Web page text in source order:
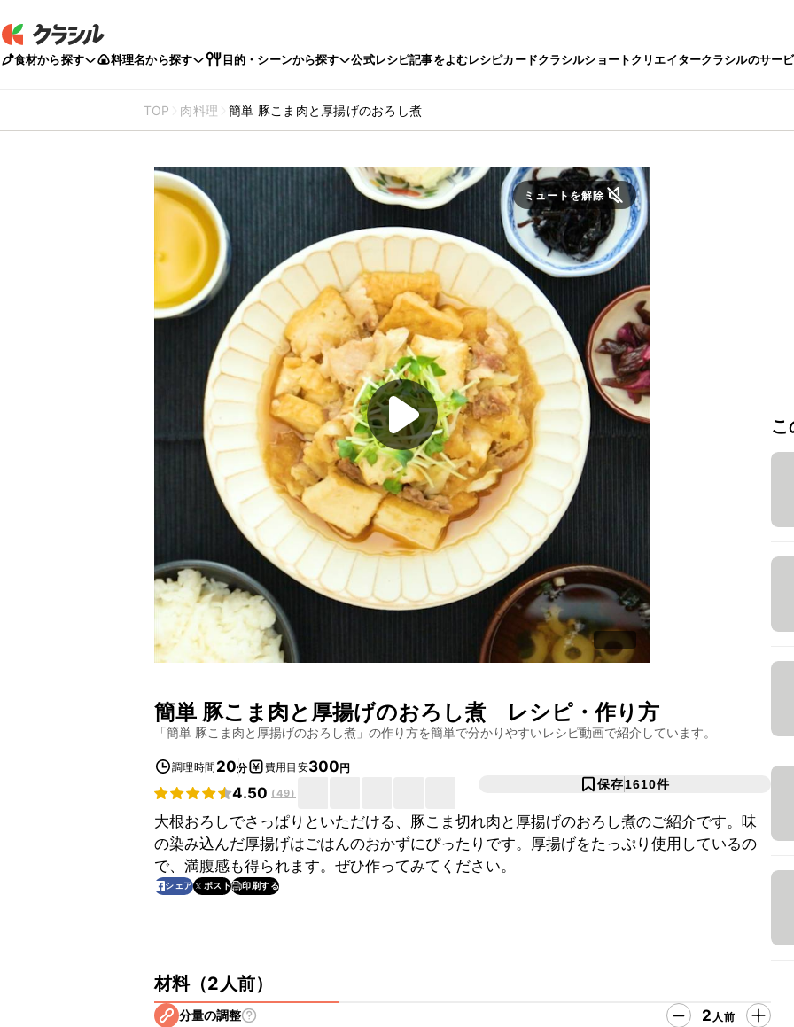
食材から探す 料理名から探す 目的・シーンから探す 公式レシピ記事をよむレシピカードクラシルショートクリエイタークラシルのサー
TOP 肉料理 簡単 豚こま肉と厚揚げのおろし煮
ミュートを解除
簡単 豚こま肉と厚揚げのおろし煮 レシピ・作り方
「簡単 豚こま肉と厚揚げのおろし煮 」の作り方を簡単で分かりやすいレシピ動画で紹介しています。
調理時間 20分 費用目安300円
4.50 (49)
保存1610件
大根おろしでさっぱりといただける、豚こま切れ肉と厚揚げのおろし煮のご紹介です。味
の染み込んだ厚揚げはごはんのおかずにぴったりです。厚揚げをたっぷり使用しているの
で、満腹感も得られます。ぜひ作ってみてください。
シェア ポスト 印刷する
材料（2人前）
分量の調整 2 人前